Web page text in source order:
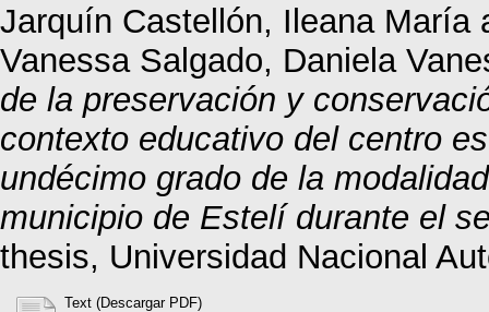
Jarquín Castellón, Ileana María
Vanessa Salgado, Daniela
de la preservación y
contexto educativo del centro
undécimo grado de la
municipio de Estelí durante el
thesis, Universidad Nacional
Text (Descargar PDF)